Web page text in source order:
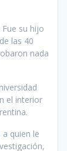
su hijo
las 40
nada
el interior
quien le